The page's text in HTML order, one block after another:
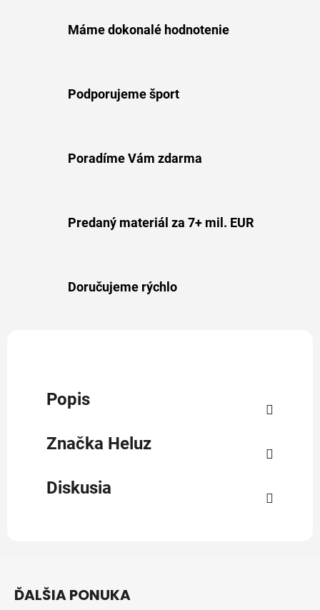
Máme dokonalé hodnotenie
Podporujeme šport
Poradíme Vám zdarma
Predaný materiál za 7+ mil. EUR
Doručujeme rýchlo
Popis
Značka Heluz
Diskusia
ĎALŠIA PONUKA